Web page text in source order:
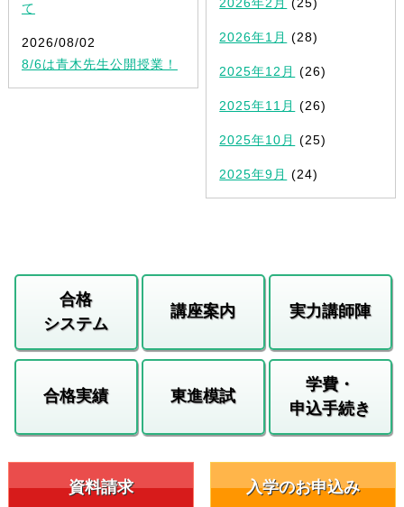
て
2026/08/02
8/6は青木先生公開授業！
2026年1月 (28)
2025年12月 (26)
2025年11月 (26)
2025年10月 (25)
2025年9月 (24)
合格
システム
講座案内 実力講師陣
合格実績 東進模試
学費・
申込手続き
資料請求 入学のお申込み